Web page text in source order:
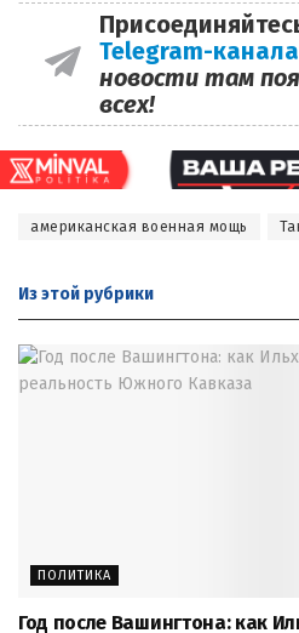
Telegram-
новости там
всех!
американская военная мощь
Из этой рубрики
ПОЛИТИКА
Год после Вашингтона: как